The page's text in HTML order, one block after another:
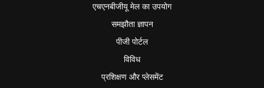
एचएनबीजीयू मेल का उपयोग
समझौता ज्ञापन
पीजी पोर्टल
विविध
प्रशिक्षण और प्लेसमेंट